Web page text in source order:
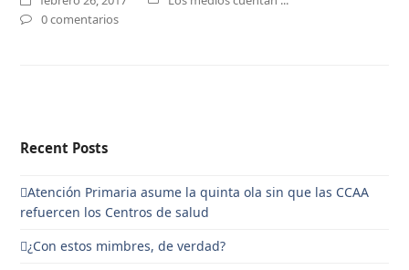
0 comentarios
Recent Posts
Atención Primaria asume la quinta ola sin que las CCAA
refuercen los Centros de salud
¿Con estos mimbres, de verdad?